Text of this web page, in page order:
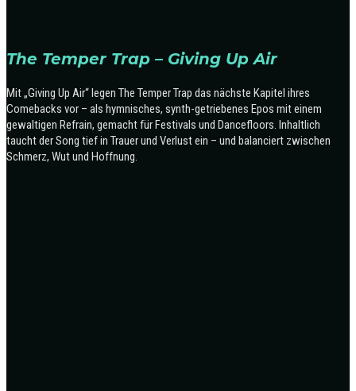
The Temper Trap – Giving Up Air
Mit „Giving Up Air“ legen The Temper Trap das nächste Kapitel ihres
Comebacks vor – als hymnisches, synth-getriebenes Epos mit einem
gewaltigen Refrain, gemacht für Festivals und Dancefloors. Inhaltlich
taucht der Song tief in Trauer und Verlust ein – und balanciert zwischen
Schmerz, Wut und Hoffnung.